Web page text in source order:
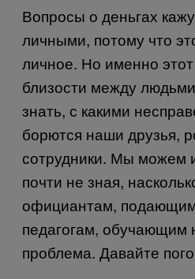
Вопросы о деньгах
личными, потому что
личное. Но именно
близости между
знать, с какими
борются наши друзья,
сотрудники. Мы можем
почти не зная,
официантам,
педагогам, обучающим
проблема. Давайте